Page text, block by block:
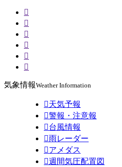






気象情報Weather Information
天気予報
警報・注意報
台風情報
雨レーダー
アメダス
週間気圧配置図